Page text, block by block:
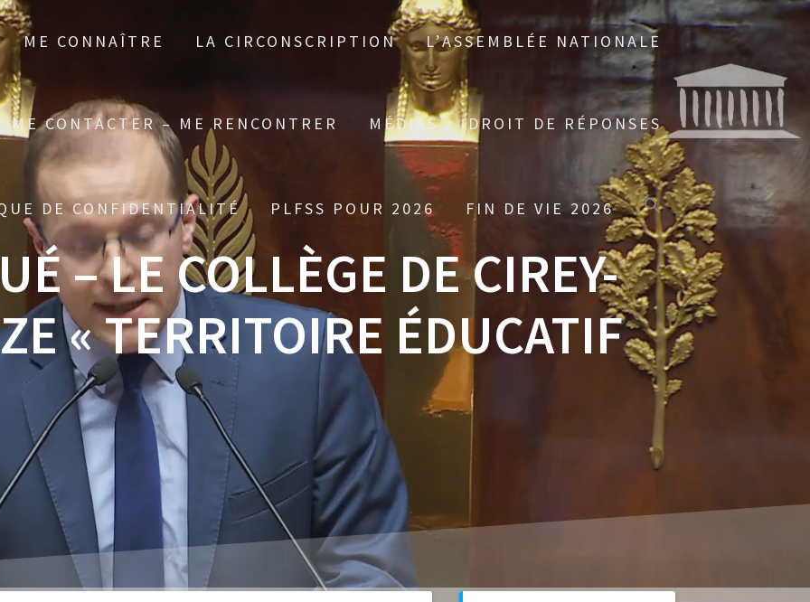
ME CONNAÎTRE LA CIRCONSCRIPTION L’ASSEMBLÉE NATIONALE
ME CONTACTER – ME RENCONTRER MÉDIAS DROIT DE RÉPONSES
DE CONFIDENTIALITÉ PLFSS POUR 2026 FIN DE VIE 2026
– LE COLLÈGE DE CIREY-
« TERRITOIRE ÉDUCATIF